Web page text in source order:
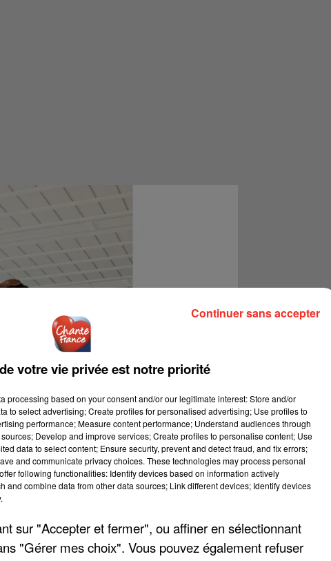
LES
votre vie privée est notre priorité
processing based on your consent and/or our legitimate interest: Store and/or
to select advertising; Create profiles for personalised advertising; Use profiles to
performance; Measure content performance; Understand audiences through
Develop and improve services; Create profiles to personalise content; Use
data to select content; Ensure security, prevent and detect fraud, and fix errors;
and communicate privacy choices. These technologies may process personal
following functionalities: Identify devices based on information actively
and combine data from other data sources; Link different devices; Identify devices
sur "Accepter et fermer", ou affiner en sélectionnant
"Gérer mes choix". Vous pouvez également refuser
Continuer sans accepter